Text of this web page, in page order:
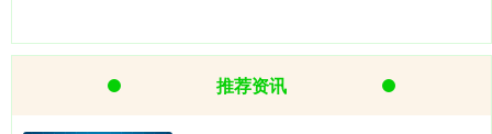
推荐资讯